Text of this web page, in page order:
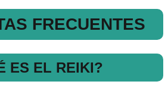
FRECUENTES
ES EL REIKI?